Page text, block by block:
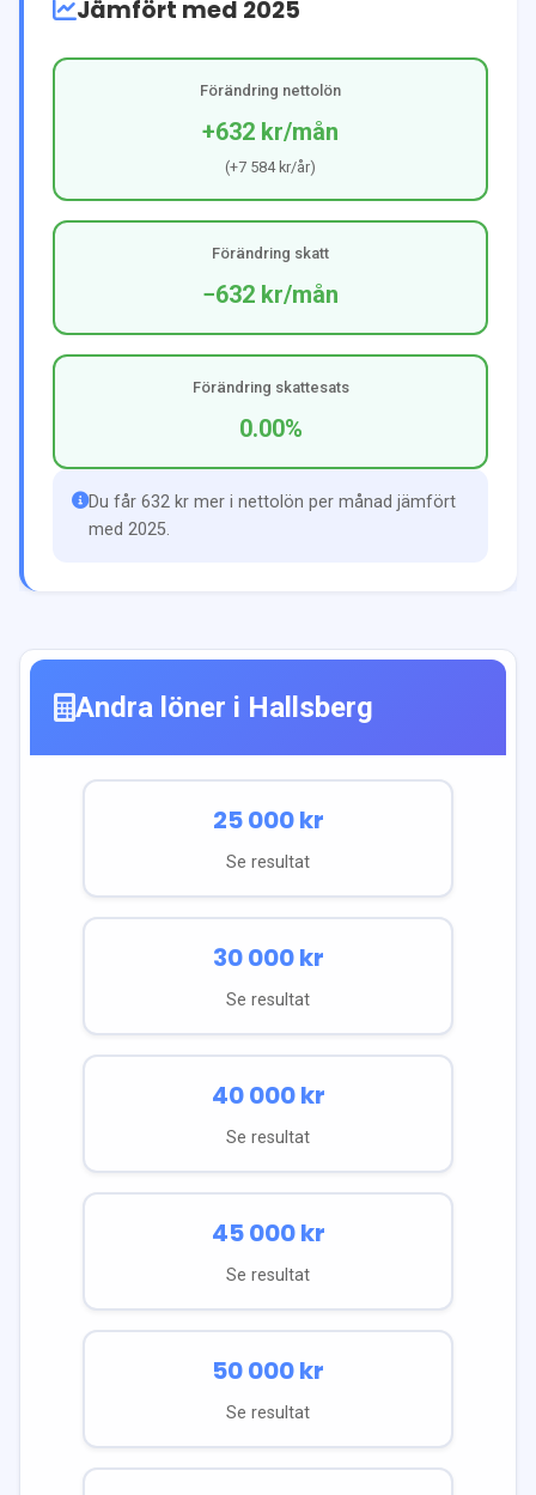
Jämfört med 2025
Förändring nettolön
+632 kr/mån
(+7 584 kr/år)
Förändring skatt
−632 kr/mån
Förändring skattesats
0.00%
Du får 632 kr mer i nettolön per månad jämfört
med 2025.
Andra löner i Hallsberg
25 000kr
Se resultat
30 000kr
Se resultat
40 000kr
Se resultat
45 000kr
Se resultat
50 000kr
Se resultat